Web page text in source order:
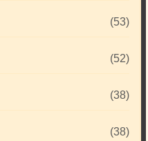
(53)
(52)
(38)
(38)